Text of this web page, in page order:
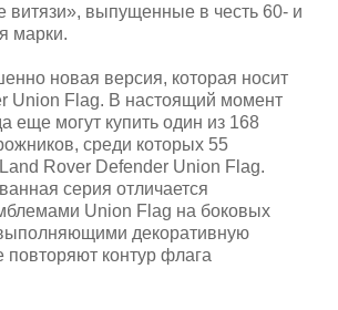
витязи», выпущенные в честь 60- и
марки.
новая версия, которая носит
Union Flag. В настоящий момент
еще могут купить один из 168
среди которых 55
Rover Defender Union Flag.
серия отличается
Union Flag на боковых
декоративную
контур флага